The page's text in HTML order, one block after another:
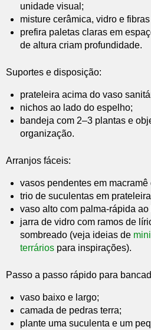
unidade visual;
misture cerâmica, vidro e
prefira paletas claras em
de altura criam profundidade.
Suportes e disposição:
prateleira acima do vaso
nichos ao lado do espelho;
bandeja com 2–3 plantas e
organização.
Arranjos fáceis:
vasos pendentes em macramê
trio de suculentas em
vaso alto com palma-rápida ao
jarra de vidro com ramos de
sombreado (veja ideias de
terrários para inspirações).
Passo a passo rápido para
vaso baixo e largo;
camada de pedras terra;
plante uma suculenta e um